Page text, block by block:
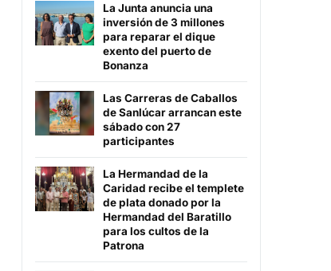
La Junta anuncia una
inversión de 3 millones
para reparar el dique
exento del puerto de
Bonanza
Las Carreras de Caballos
de Sanlúcar arrancan este
sábado con 27
participantes
La Hermandad de la
Caridad recibe el templete
de plata donado por la
Hermandad del Baratillo
para los cultos de la
Patrona